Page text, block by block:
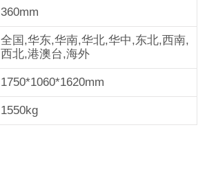
360mm
全国,华东,华南,华北,华中,东北,西南,
西北,港澳台,海外
1750*1060*1620mm
1550kg